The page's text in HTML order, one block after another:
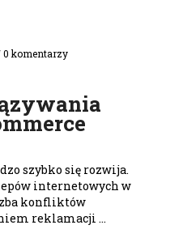
0 komentarzy
szybko się rozwija.
internetowych w
konfliktów
reklamacji …